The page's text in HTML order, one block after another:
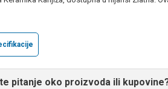
pitanje oko proizvoda ili